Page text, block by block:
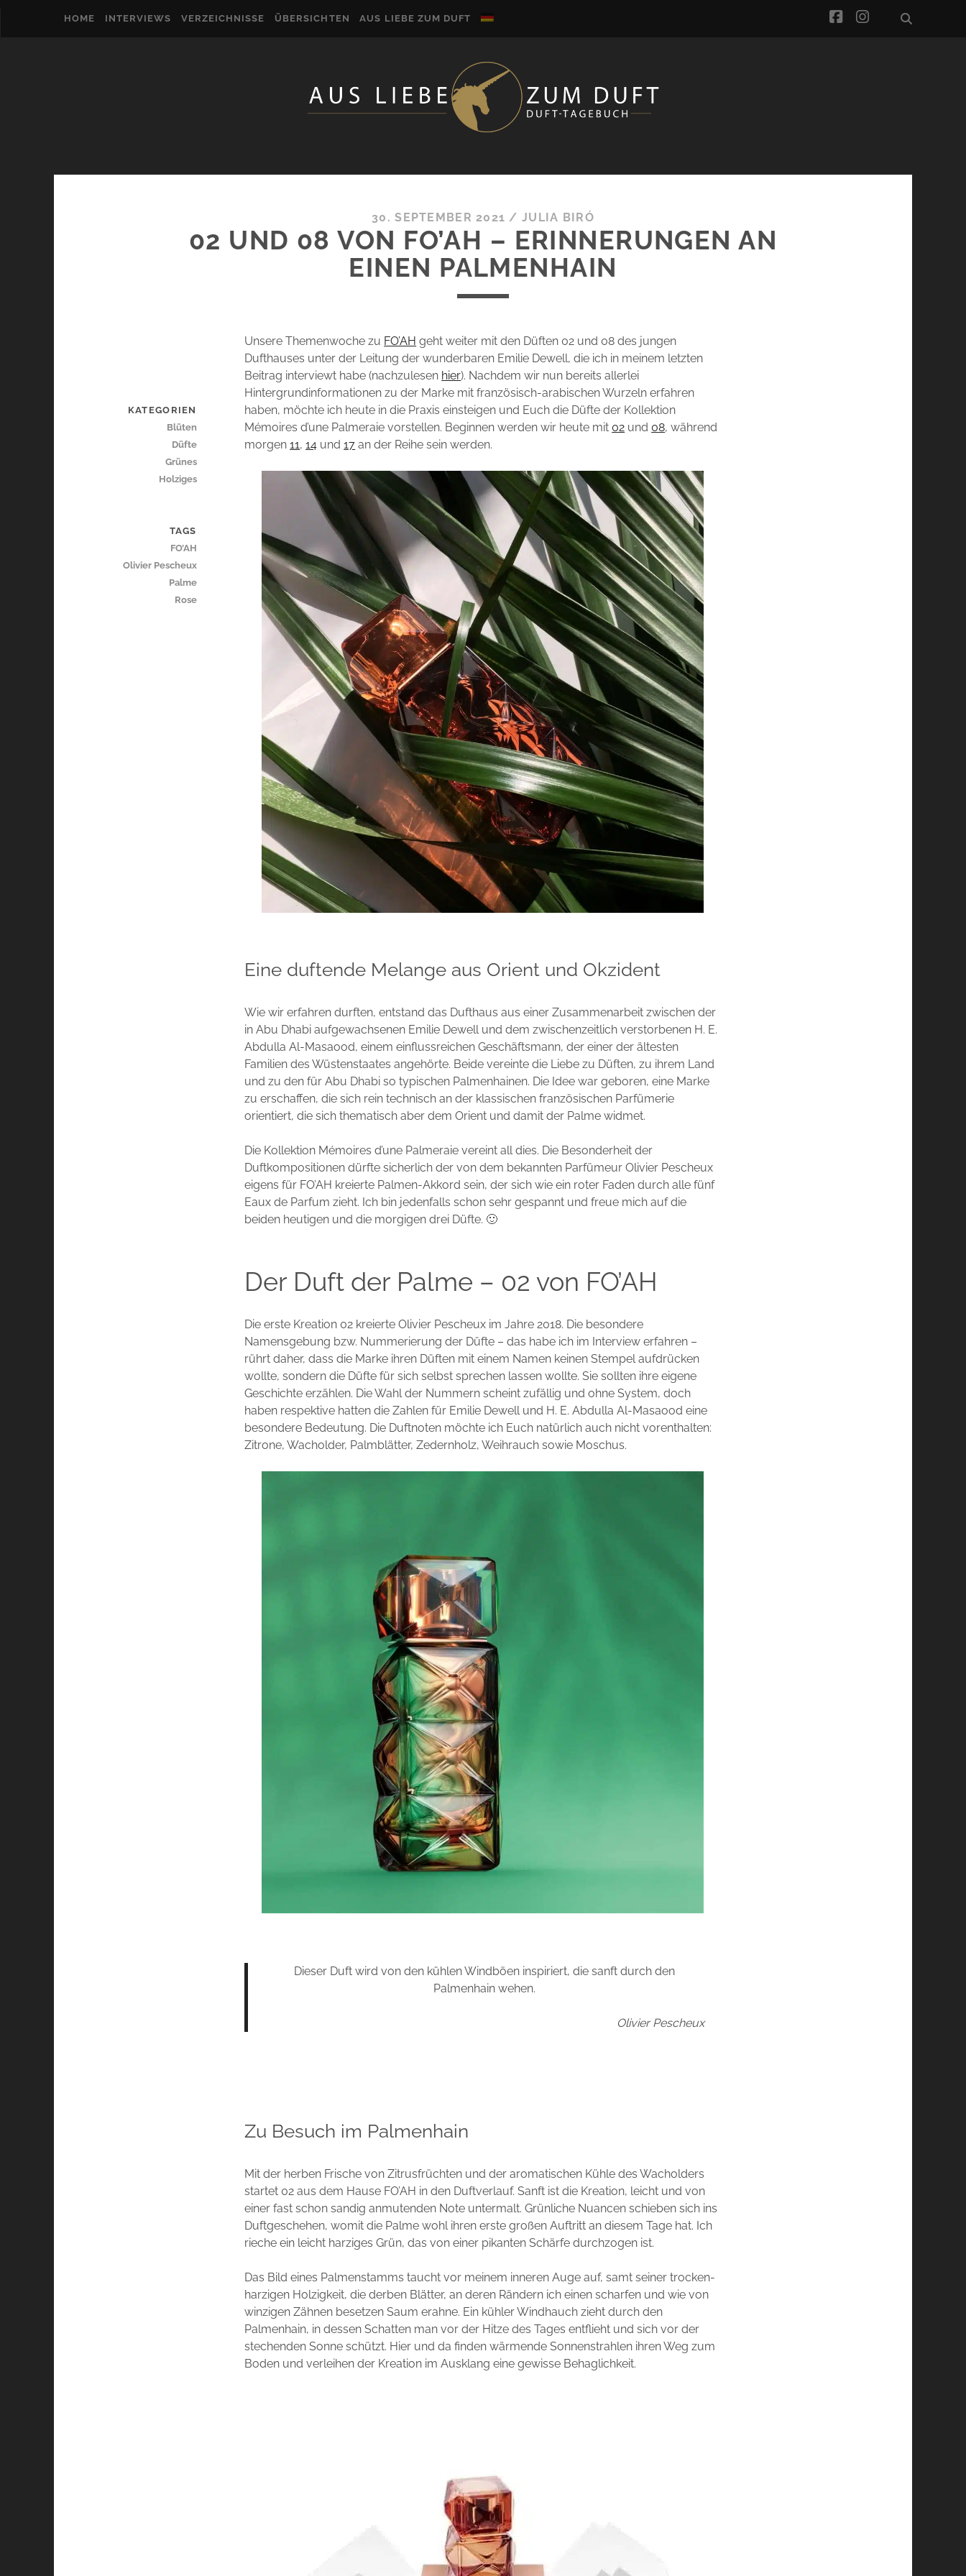
HOME INTERVIEWS VERZEICHNISSE ÜBERSICHTEN AUS LIEBE ZUM DUFT facebook
instagram
30. SEPTEMBER 2021 /JULIA BIRÓ
02 UND 08 VON FO’AH – ERINNERUNGEN AN
EINEN PALMENHAIN
Unsere Themenwoche zu FO’AH geht weiter mit den Düften 02 und 08 des jungen
Dufthauses unter der Leitung der wunderbaren Emilie Dewell, die ich in meinem letzten
Beitrag interviewt habe (nachzulesen hier). Nachdem wir nun bereits allerlei
Hintergrundinformationen zu der Marke mit französisch-arabischen Wurzeln erfahren
haben, möchte ich heute in die Praxis einsteigen und Euch die Düfte der Kollektion
Mémoires d’une Palmeraie vorstellen. Beginnen werden wir heute mit 02 und 08, während
morgen11,14 und17 an der Reihe sein werden.
Eine duftende Melange aus Orient und Okzident
Wie wir erfahren durften, entstand das Dufthaus aus einer Zusammenarbeit zwischen der
in Abu Dhabi aufgewachsenen Emilie Dewell und dem zwischenzeitlich verstorbenen H. E.
Abdulla Al-Masaood, einem einflussreichen Geschäftsmann, der einer der ältesten
Familien des Wüstenstaates angehörte. Beide vereinte die Liebe zu Düften, zu ihrem Land
und zu den für Abu Dhabi so typischen Palmenhainen. Die Idee war geboren, eine Marke
zu erschaffen, die sich rein technisch an der klassischen französischen Parfümerie
orientiert, die sich thematisch aber dem Orient und damit der Palme widmet.
Die Kollektion Mémoires d’une Palmeraie vereint all dies. Die Besonderheit der
Duftkompositionen dürfte sicherlich der von dem bekannten Parfümeur Olivier Pescheux
eigens für FO’AH kreierte Palmen-Akkord sein, der sich wie ein roter Faden durch alle fünf
Eaux de Parfum zieht. Ich bin jedenfalls schon sehr gespannt und freue mich auf die
beiden heutigen und die morgigen drei Düfte. 🙂
Der Duft der Palme – 02 von FO’AH
Die erste Kreation 02 kreierte Olivier Pescheux im Jahre 2018. Die besondere
Namensgebung bzw. Nummerierung der Düfte – das habe ich im Interview erfahren –
rührt daher, dass die Marke ihren Düften mit einem Namen keinen Stempel aufdrücken
wollte, sondern die Düfte für sich selbst sprechen lassen wollte. Sie sollten ihre eigene
Geschichte erzählen. Die Wahl der Nummern scheint zufällig und ohne System, doch
haben respektive hatten die Zahlen für Emilie Dewell und H. E. Abdulla Al-Masaood eine
besondere Bedeutung. Die Duftnoten möchte ich Euch natürlich auch nicht vorenthalten:
Zitrone, Wacholder, Palmblätter, Zedernholz, Weihrauch sowie Moschus.
Dieser Duft wird von den kühlen Windböen inspiriert, die sanft durch den
Palmenhain wehen.
Olivier Pescheux
Zu Besuch im Palmenhain
Mit der herben Frische von Zitrusfrüchten und der aromatischen Kühle des Wacholders
startet 02 aus dem Hause FO’AH in den Duftverlauf. Sanft ist die Kreation, leicht und von
einer fast schon sandig anmutenden Note untermalt. Grünliche Nuancen schieben sich ins
Duftgeschehen, womit die Palme wohl ihren erste großen Auftritt an diesem Tage hat. Ich
rieche ein leicht harziges Grün, das von einer pikanten Schärfe durchzogen ist.
Das Bild eines Palmenstamms taucht vor meinem inneren Auge auf, samt seiner trocken-
harzigen Holzigkeit, die derben Blätter, an deren Rändern ich einen scharfen und wie von
winzigen Zähnen besetzen Saum erahne. Ein kühler Windhauch zieht durch den
Palmenhain, in dessen Schatten man vor der Hitze des Tages entflieht und sich vor der
stechenden Sonne schützt. Hier und da finden wärmende Sonnenstrahlen ihren Weg zum
Boden und verleihen der Kreation im Ausklang eine gewisse Behaglichkeit.
KATEGORIEN
Blüten
Düfte
Grünes
Holziges
TAGS
FO’AH
Olivier Pescheux
Palme
Rose